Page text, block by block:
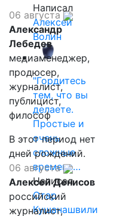
Написал
Алексей
Волин
"Гордитесь
тем, что вы
делаете.
Простые и
очень
сложные
времена…
Написал
Отар
Кушанашвили
06 августа
Александр
Лебедев
медиаменеджер,
продюсер,
журналист,
публицист,
философ
В этот период нет
дней рождений.
06 августа
Алексей Денисов
российский
журналист,